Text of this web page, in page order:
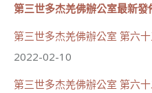
91 42 則留言
分享
世界佛教正心會
第三世多杰羌佛辦公室最新發
第三世多杰羌佛辦公室 第六
2022-02-10
第三世多杰羌佛辦公室 第六